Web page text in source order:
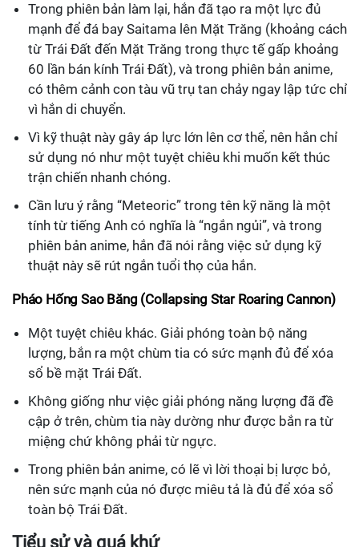
Trong phiên bản làm lại, hắn đã tạo ra một lực đủ
mạnh để đá bay Saitama lên Mặt Trăng (khoảng cách
từ Trái Đất đến Mặt Trăng trong thực tế gấp khoảng
60 lần bán kính Trái Đất), và trong phiên bản anime,
có thêm cảnh con tàu vũ trụ tan chảy ngay lập tức chỉ
vì hắn di chuyển.
Vì kỹ thuật này gây áp lực lớn lên cơ thể, nên hắn chỉ
sử dụng nó như một tuyệt chiêu khi muốn kết thúc
trận chiến nhanh chóng.
Cần lưu ý rằng “Meteoric” trong tên kỹ năng là một
tính từ tiếng Anh có nghĩa là “ngắn ngủi”, và trong
phiên bản anime, hắn đã nói rằng việc sử dụng kỹ
thuật này sẽ rút ngắn tuổi thọ của hắn.
Pháo Hống Sao Băng (Collapsing Star Roaring Cannon)
Một tuyệt chiêu khác. Giải phóng toàn bộ năng
lượng, bắn ra một chùm tia có sức mạnh đủ để xóa
sổ bề mặt Trái Đất.
Không giống như việc giải phóng năng lượng đã đề
cập ở trên, chùm tia này dường như được bắn ra từ
miệng chứ không phải từ ngực.
Trong phiên bản anime, có lẽ vì lời thoại bị lược bỏ,
nên sức mạnh của nó được miêu tả là đủ để xóa sổ
toàn bộ Trái Đất.
Tiểu sử và quá khứ